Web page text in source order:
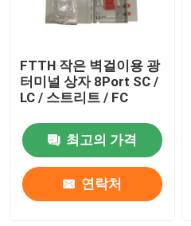
FTTH 작은 벽걸이용 광
터미널 상자 8Port SC /
LC / 스트리트 / FC
최고의 가격
연락처